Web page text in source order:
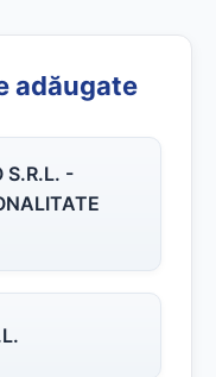
adăugate
S.R.L. -